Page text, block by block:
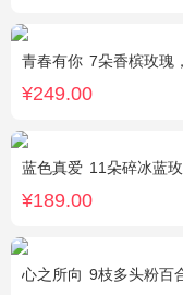
青春有你 7朵香槟玫瑰，3朵向日葵，一个绣球，桔梗、配花
¥249.00
蓝色真爱 11朵碎冰蓝玫瑰，尤加利绿
¥189.00
心之所向 9枝多头粉百合，桔梗，尤加